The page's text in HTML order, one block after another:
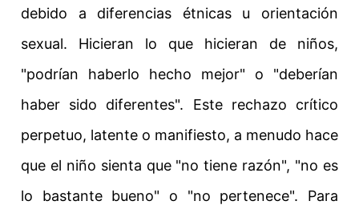
debido a diferencias étnicas u orientación
sexual. Hicieran lo que hicieran de niños,
"podrían haberlo hecho mejor" o "deberían
haber sido diferentes". Este rechazo crítico
perpetuo, latente o manifiesto, a menudo hace
que el niño sienta que "no tiene razón", "no es
lo bastante bueno" o "no pertenece". Para